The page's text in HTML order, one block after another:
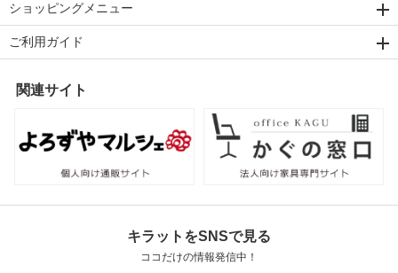
ショッピングメニュー
ご利用ガイド
関連サイト
キラットをSNSで見る
ココだけの情報発信中！